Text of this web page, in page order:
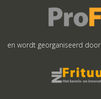
en wordt georganiseerd door